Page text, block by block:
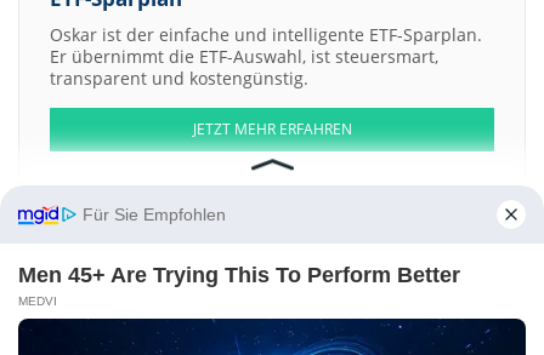
Oskar ist der einfache und intelligente ETF-Sparplan.
Er übernimmt die ETF-Auswahl, ist steuersmart,
transparent und kostengünstig.
JETZT MEHR ERFAHREN
Aktien ATX DAX EuroStoxx 50 Dow Jones NASDAQ 100 Nikkei 225
Weitere Aktien:
Für Sie Empfohlen
Men 45+ Are Trying This To Perform Better
MEDVI